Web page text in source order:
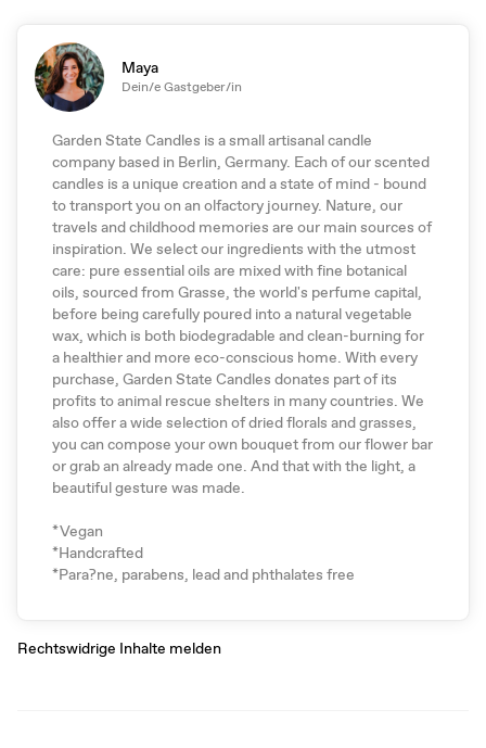
Maya
Dein/e Gastgeber/in
Garden State Candles is a small artisanal candle
company based in Berlin, Germany. Each of our scented
candles is a unique creation and a state of mind - bound
to transport you on an olfactory journey. Nature, our
travels and childhood memories are our main sources of
inspiration. We select our ingredients with the utmost
care: pure essential oils are mixed with fine botanical
oils, sourced from Grasse, the world's perfume capital,
before being carefully poured into a natural vegetable
wax, which is both biodegradable and clean-burning for
a healthier and more eco-conscious home. With every
purchase, Garden State Candles donates part of its
profits to animal rescue shelters in many countries. We
also offer a wide selection of dried florals and grasses,
you can compose your own bouquet from our flower bar
or grab an already made one. And that with the light, a
beautiful gesture was made.
*Vegan
*Handcrafted
*Para?ne, parabens, lead and phthalates free
Rechtswidrige Inhalte melden